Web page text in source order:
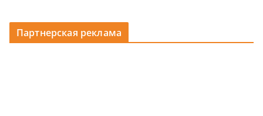
Партнерская реклама